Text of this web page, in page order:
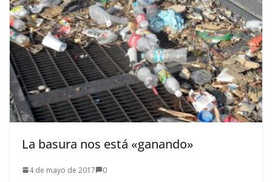
La basura nos está «ganando»
4 de mayo de 2017 0